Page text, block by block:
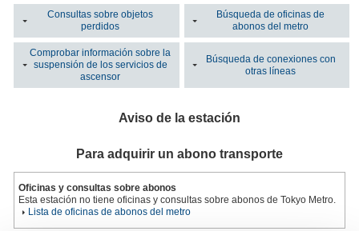
Consultas sobre objetos
perdidos
Búsqueda de oficinas de
abonos del metro
Comprobar información sobre la
suspensión de los servicios de
ascensor
Búsqueda de conexiones con
otras líneas
Aviso de la estación
Para adquirir un abono transporte
Oficinas y consultas sobre abonos
Esta estación no tiene oficinas y consultas sobre abonos de Tokyo Metro.
Lista de oficinas de abonos del metro